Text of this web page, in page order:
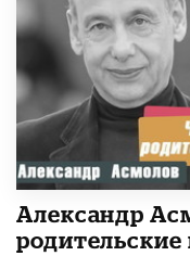
Александр
родительские